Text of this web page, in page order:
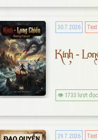
30.7.2026 Text
Kính -
👁 1733 lượt đọc
29.7.2026 Text